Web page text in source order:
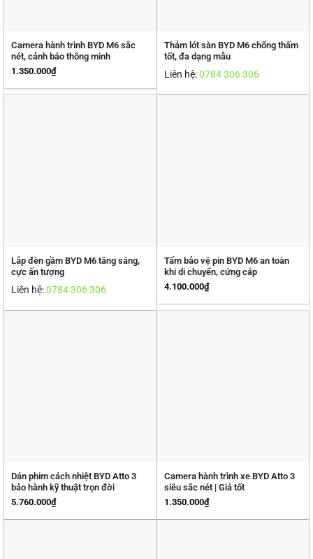
Camera hành trình BYD M6 sắc
nét, cảnh báo thông minh
1.350.000₫
Thảm lót sàn BYD M6 chống thấm
tốt, đa dạng mẫu
Liên hệ:0784 306 306
Lắp đèn gầm BYD M6 tăng sáng,
cực ấn tượng
Liên hệ:0784 306 306
Tấm bảo vệ pin BYD M6 an toàn
khi di chuyển, cứng cáp
4.100.000₫
Dán phim cách nhiệt BYD Atto 3
bảo hành kỹ thuật trọn đời
5.760.000₫
Camera hành trình xe BYD Atto 3
siêu sắc nét | Giá tốt
1.350.000₫